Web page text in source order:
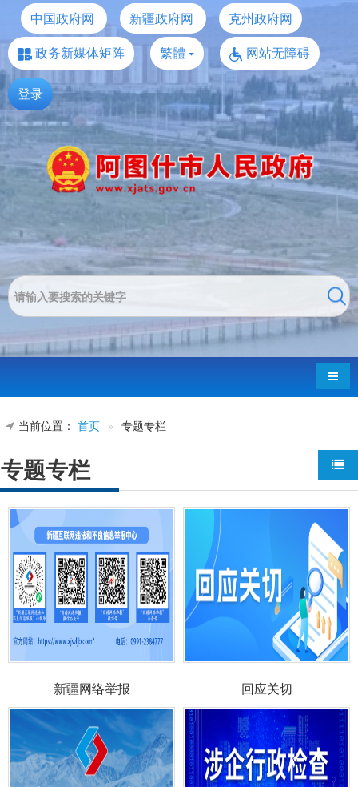
中国政府网 新疆政府网
克州政府网
政务新媒体矩阵
繁體 网站无障碍
登录
导航
当前位置： 首页 » 专题专栏
专题专栏
新疆网络举报 回应关切